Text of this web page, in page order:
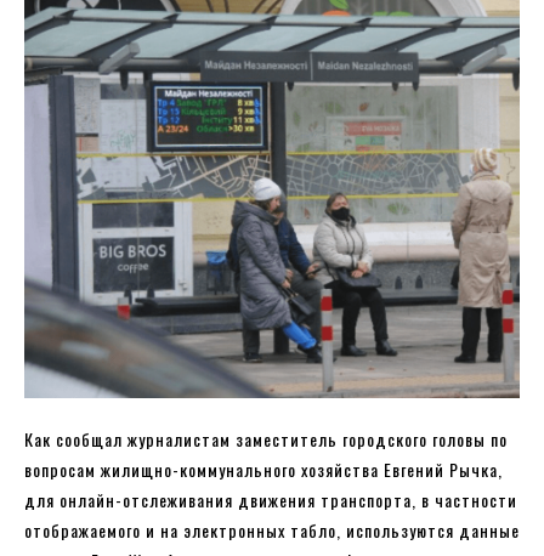
Как сообщал журналистам заместитель городского головы по
вопросам жилищно-коммунального хозяйства Евгений Рычка,
для онлайн-отслеживания движения транспорта, в частности
отображаемого и на электронных табло, используются данные